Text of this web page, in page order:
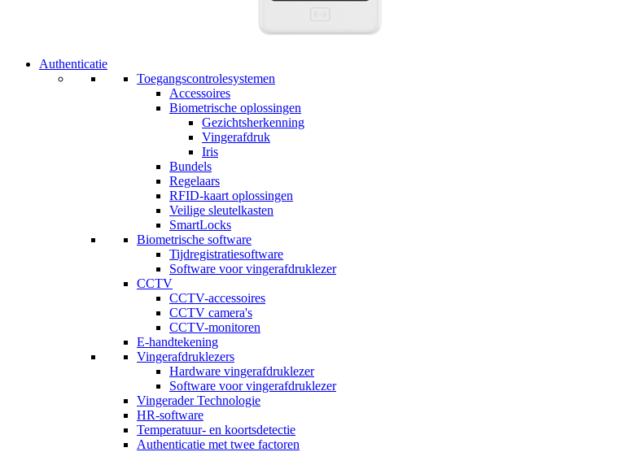
Authenticatie
Toegangscontrolesystemen
Accessoires
Biometrische oplossingen
Gezichtsherkenning
Vingerafdruk
Iris
Bundels
Regelaars
RFID-kaart oplossingen
Veilige sleutelkasten
SmartLocks
Biometrische software
Tijdregistratiesoftware
Software voor vingerafdruklezer
CCTV
CCTV-accessoires
CCTV camera's
CCTV-monitoren
E-handtekening
Vingerafdruklezers
Hardware vingerafdruklezer
Software voor vingerafdruklezer
Vingerader Technologie
HR-software
Temperatuur- en koortsdetectie
Authenticatie met twee factoren